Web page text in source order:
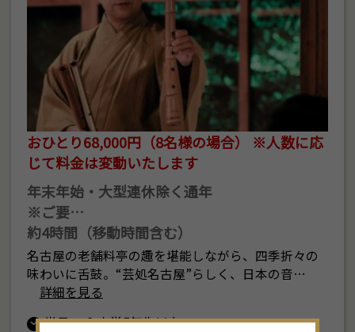
おひとり68,000円（8名様の場合） ※人数に応
じて料金は変動いたします
年末年始・大型連休除く通年
※ご要…
約4時間（移動時間含む）
名古屋の老舗料亭の趣を堪能しながら、四季折々の
味わいに舌鼓。“芸処名古屋”らしく、日本の音…
詳細を見る
半日 小学5年生以上